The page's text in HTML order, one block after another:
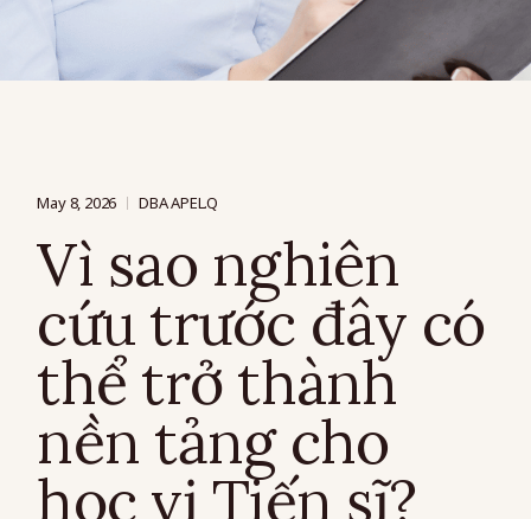
May 8, 2026 DBA APEL.Q
Vì sao nghiên
cứu trước đây có
thể trở thành
nền tảng cho
học vị Tiến sĩ?